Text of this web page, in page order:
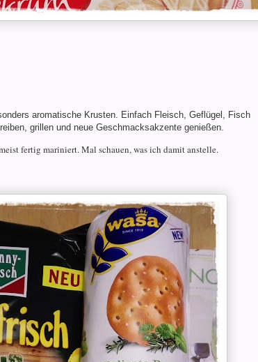
aromatische Krusten. Einfach Fleisch, Geflügel, Fisch
grillen und neue Geschmacksakzente genießen.
fertig mariniert. Mal schauen, was ich damit anstelle.